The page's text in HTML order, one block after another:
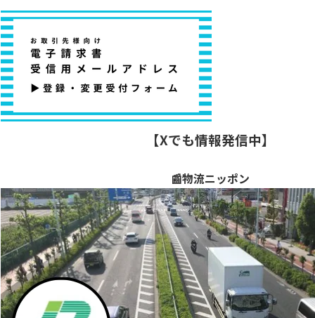
【Xでも情報発信中】
📰物流ニッポン